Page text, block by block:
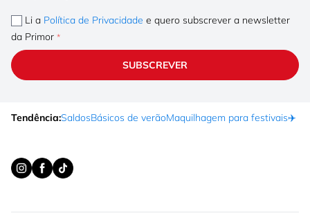
Li a Política de Privacidade e quero subscrever a newsletter
da Primor
SUBSCREVER
Tendência:SaldosBásicos de verãoMaquilhagem para festivais✈️